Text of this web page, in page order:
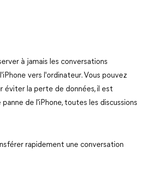
à jamais les conversations
vers l'ordinateur. Vous pouvez
éviter la perte de données, il est
panne de l'iPhone, toutes les discussions
rapidement une conversation